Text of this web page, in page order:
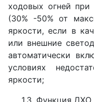
ходовых огней
(30% -50% от
яркости, если в
или внешние
автоматически
условиях
яркости;
1.3. Функция ДХО